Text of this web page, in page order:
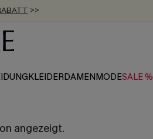
>>
ERHALTEN
89 €
KLEIDERDAMENMODESALE %
angezeigt.